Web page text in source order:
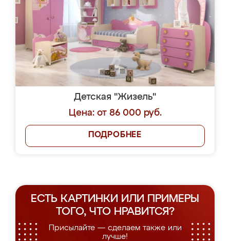
Детская "Жизель"
Цена: от 86 000 руб.
ПОДРОБНЕЕ
ЕСТЬ КАРТИНКИ ИЛИ ПРИМЕРЫ
ТОГО, ЧТО НРАВИТСЯ?
Присылайте — сделаем также или
лучше!